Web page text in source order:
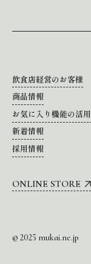
飲食店経営のお客様
商品情報
お気に入り機能の活
新着情報
採用情報
ONLINE STORE
© 2025 mukai.ne.jp